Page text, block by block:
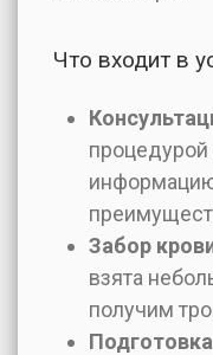
Что входит в
Забор
взята
получим